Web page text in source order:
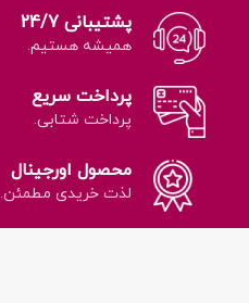
پشتیبانی 24/7
همیشه هستیم.
پرداخت سریع
پرداخت شتابی.
محصول اورجینال
لذت خریدی مطمئن.